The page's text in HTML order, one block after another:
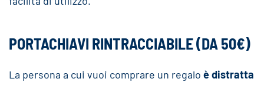
PORTACHIAVI RINTRACCIABILE (DA 50€)
La persona a cui vuoi comprare un regalo è distratta